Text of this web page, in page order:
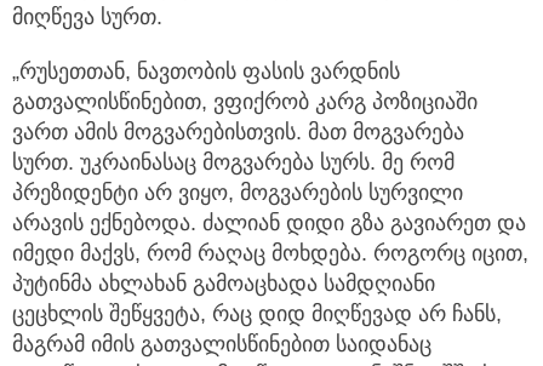
მიღწევა სურთ.
„რუსეთთან, ნავთობის ფასის ვარდნის
გათვალისწინებით, ვფიქრობ კარგ პოზიციაში
ვართ ამის მოგვარებისთვის. მათ მოგვარება
სურთ. უკრაინასაც მოგვარება სურს. მე რომ
პრეზიდენტი არ ვიყო, მოგვარების სურვილი
არავის ექნებოდა. ძალიან დიდი გზა გავიარეთ და
იმედი მაქვს, რომ რაღაც მოხდება. როგორც იცით,
პუტინმა ახლახან გამოაცხადა სამდღიანი
ცეცხლის შეწყვეტა, რაც დიდ მიღწევად არ ჩანს,
მაგრამ იმის გათვალისწინებით საიდანაც